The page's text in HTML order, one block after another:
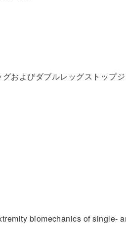
グおよびダブルレッグストップ
biomechanics of single-